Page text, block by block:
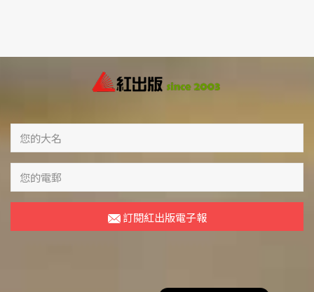
訂閱紅出版電子報